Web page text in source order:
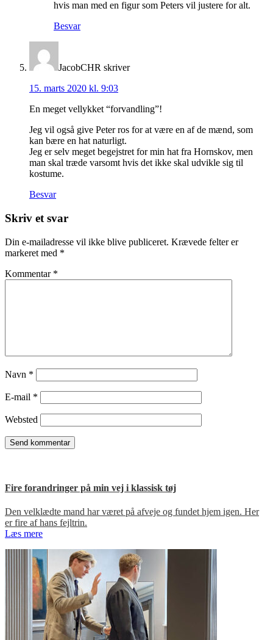
hvis man med en figur som Peters vil justere for alt.
Besvar
JacobCHR skriver
15. marts 2020 kl. 9:03
En meget vellykket “forvandling”!
Jeg vil også give Peter ros for at være en af de mænd, som
kan bære en hat naturligt.
Jeg er selv meget begejstret for min hat fra Hornskov, men
man skal træde varsomt hvis det ikke skal udvikle sig til
kostume.
Besvar
Skriv et svar
Din e-mailadresse vil ikke blive publiceret. Krævede felter er
markeret med *
Kommentar *
Navn *
E-mail *
Websted
Fire forandringer på min vej i klassisk tøj
Den velklædte mand har været på afveje og fundet hjem igen. Her
er fire af hans fejltrin.
Læs mere